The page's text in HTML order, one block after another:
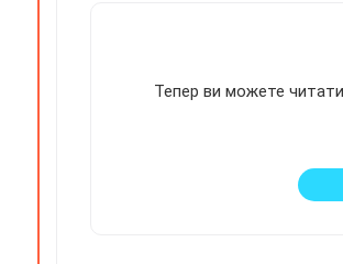
Тепер ви можете